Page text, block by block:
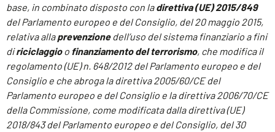
base, in combinato disposto con ladirettiva (UE) 2015/849
del Parlamento europeo e del Consiglio, del 20 maggio 2015,
relativa allaprevenzionedell’uso del sistema finanziario a fini
diriciclaggioo finanziamento del terrorismo, che modifica il
regolamento (UE) n. 648/2012 del Parlamento europeo e del
Consiglio e che abroga la direttiva 2005/60/CE del
Parlamento europeo e del Consiglio e la direttiva 2006/70/CE
della Commissione, come modificata dalla direttiva (UE)
2018/843 del Parlamento europeo e del Consiglio, del 30